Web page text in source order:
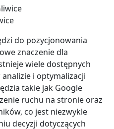
do pozycjonowania
znaczenie dla
wiele dostępnych
i optymalizacji
takie jak Google
ruchu na stronie oraz
co jest niezwykle
decyzji dotyczących